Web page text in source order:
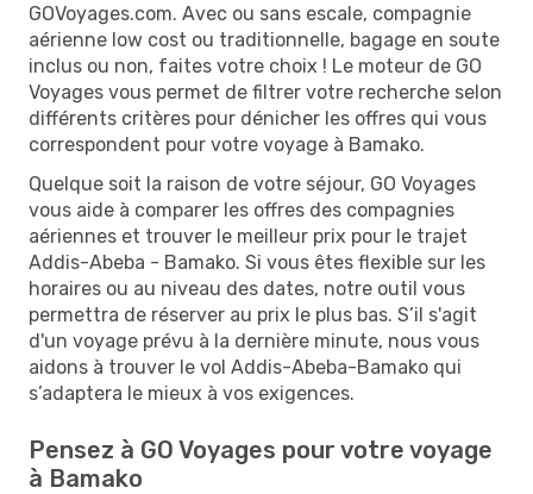
GOVoyages.com. Avec ou sans escale, compagnie
aérienne low cost ou traditionnelle, bagage en soute
inclus ou non, faites votre choix ! Le moteur de GO
Voyages vous permet de filtrer votre recherche selon
différents critères pour dénicher les offres qui vous
correspondent pour votre voyage à Bamako.
Quelque soit la raison de votre séjour, GO Voyages
vous aide à comparer les offres des compagnies
aériennes et trouver le meilleur prix pour le trajet
Addis-Abeba - Bamako. Si vous êtes flexible sur les
horaires ou au niveau des dates, notre outil vous
permettra de réserver au prix le plus bas. S’il s'agit
d'un voyage prévu à la dernière minute, nous vous
aidons à trouver le vol Addis-Abeba-Bamako qui
s’adaptera le mieux à vos exigences.
Pensez à GO Voyages pour votre voyage
à Bamako